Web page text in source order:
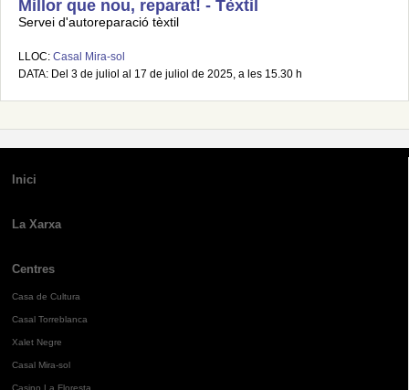
Millor que nou, reparat! - Tèxtil
Servei d'autoreparació tèxtil
LLOC: Casal Mira-sol
DATA: Del 3 de juliol al 17 de juliol de 2025, a les 15.30 h
Inici
La Xarxa
Centres
Casa de Cultura
Casal Torreblanca
Xalet Negre
Casal Mira-sol
Casino La Floresta